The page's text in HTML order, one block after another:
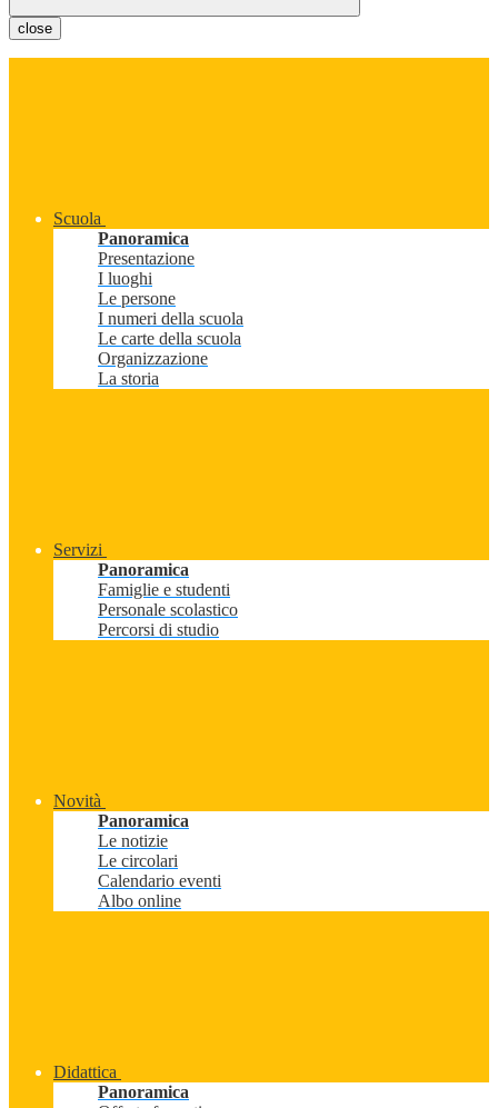
close
Scuola
Panoramica
Presentazione
I luoghi
Le persone
I numeri della scuola
Le carte della scuola
Organizzazione
La storia
Servizi
Panoramica
Famiglie e studenti
Personale scolastico
Percorsi di studio
Novità
Panoramica
Le notizie
Le circolari
Calendario eventi
Albo online
Didattica
Panoramica